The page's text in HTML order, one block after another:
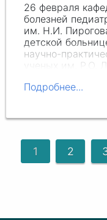
26 февраля
болезней
им. Н.И. П
детской
научно-
Р.О. Лу
Подробнее...
1 2